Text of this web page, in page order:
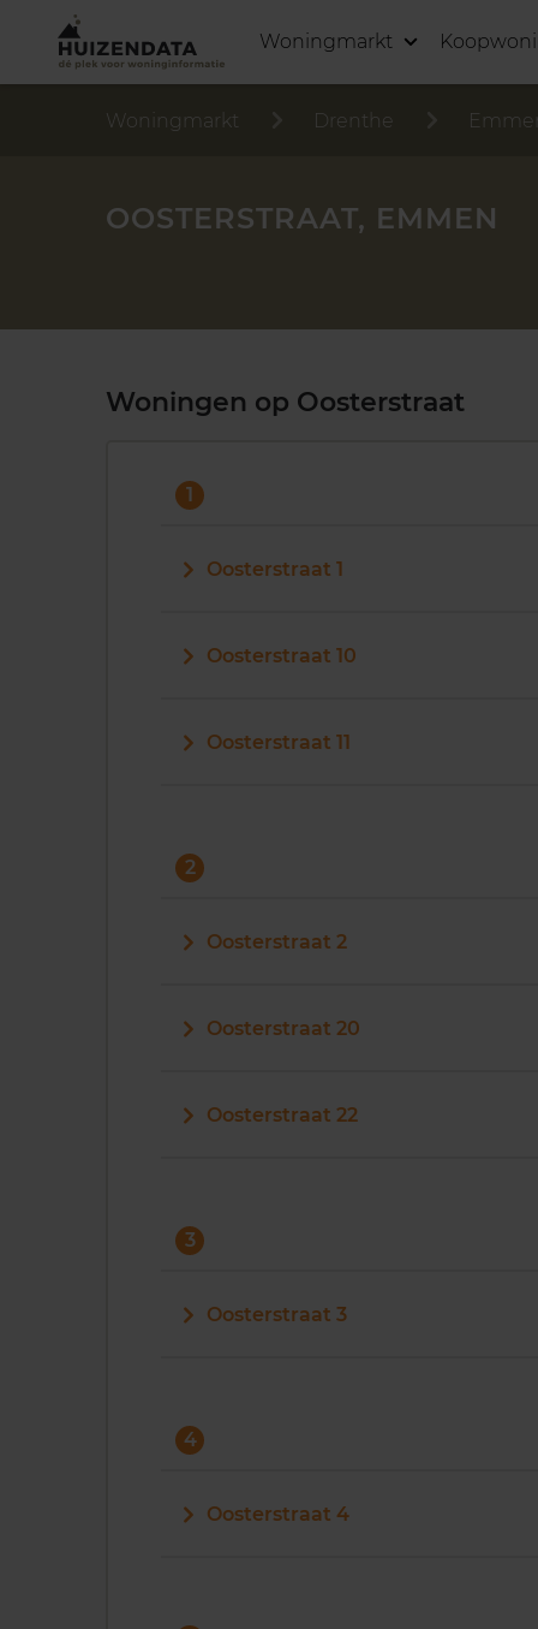
Woningmarkt
Woningmarkt Drenthe
OOSTERSTRAAT, EMMEN
Woningen op Oosterstraat
1
Oosterstraat 1
Oosterstraat 10
Oosterstraat 11
2
Oosterstraat 2
Oosterstraat 20
Oosterstraat 22
3
Oosterstraat 3
4
Oosterstraat 4